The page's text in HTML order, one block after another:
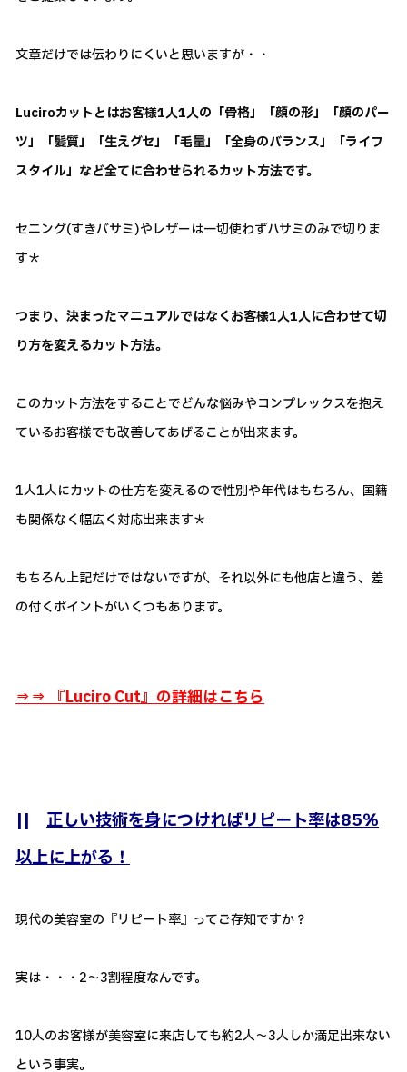
文章だけでは伝わりにくいと思いますが・・
Luciroカットとはお客様1人1人の「骨格」「顔の形」「顔のパー
ツ」「髪質」「生えグセ」「毛量」「全身のバランス」「ライフ
スタイル」など全てに合わせられるカット方法です。
セニング(すきバサミ)やレザーは一切使わずハサミのみで切りま
す＊
つまり、決まったマニュアルではなくお客様1人1人に合わせて切
り方を変えるカット方法。
このカット方法をすることでどんな悩みやコンプレックスを抱え
ているお客様でも改善してあげることが出来ます。
1人1人にカットの仕方を変えるので性別や年代はもちろん、国籍
も関係なく幅広く対応出来ます＊
もちろん上記だけではないですが、それ以外にも他店と違う、差
の付くポイントがいくつもあります。
⇒⇒ 『Luciro Cut』の詳細はこちら
|| 正しい技術を身につければリピート率は85％
以上に上がる！
現代の美容室の『リピート率』ってご存知ですか？
実は・・・2～3割程度なんです。
10人のお客様が美容室に来店しても約2人～3人しか満足出来ない
という事実。